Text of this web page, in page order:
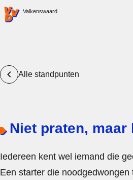
VVD.nl - Ga naar de homepage
Valkenswaard
Alle standpunten
Niet praten, maar
Iedereen kent wel iemand die
Een starter die noodgedwongen